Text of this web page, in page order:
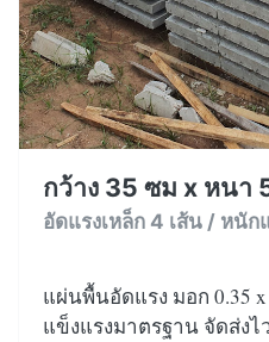
กว้าง 35 ซม x หนา
อัดแรงเหล็ก 4 เส้น / หนั
แผ่นพื้นอัดแรง มอก 0.35 x
แข็งแรงมาตรฐาน จัดส่งไ